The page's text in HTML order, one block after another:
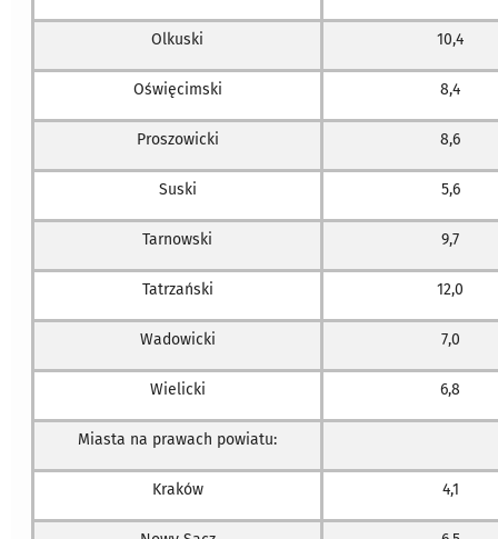
Olkuski 10,4
Oświęcimski 8,4
Proszowicki 8,6
Suski 5,6
Tarnowski 9,7
Tatrzański 12,0
Wadowicki 7,0
Wielicki 6,8
Miasta na prawach powiatu:
Kraków 4,1